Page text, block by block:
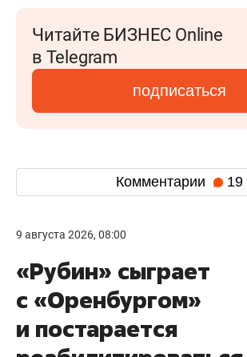
Читайте БИЗНЕС Online
в Telegram
подписаться
Комментарии 19
9 августа 2026, 08:00
«Рубин» сыграет
с «Оренбургом»
и постарается